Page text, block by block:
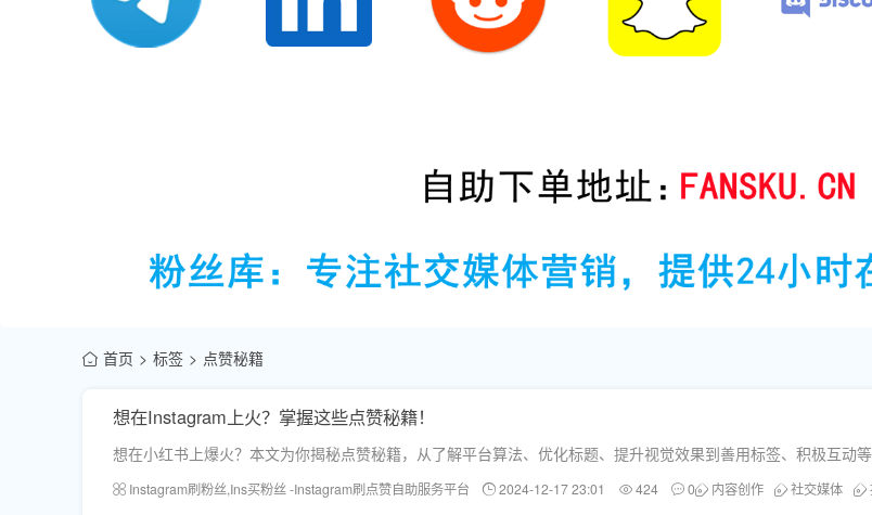
首页 标签 点赞秘籍
想在Instagram上火？掌握这些点赞秘籍！
想在小红书上爆火？本文为你揭秘点赞秘籍，从了解平台算法、优化标题、提升视觉效果到善用标签、积极互动
Instagram刷粉丝,Ins买粉丝 -Instagram刷点赞自助服务平台 2024-12-17 23:01 424 0 内容创作 社交媒体